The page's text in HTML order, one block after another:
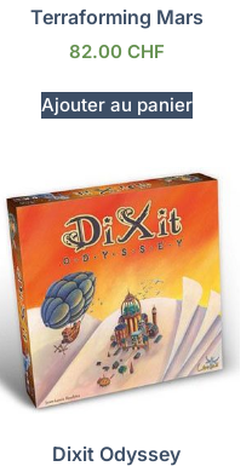
Terraforming Mars
82.00 CHF
Ajouter au panier
Dixit Odyssey